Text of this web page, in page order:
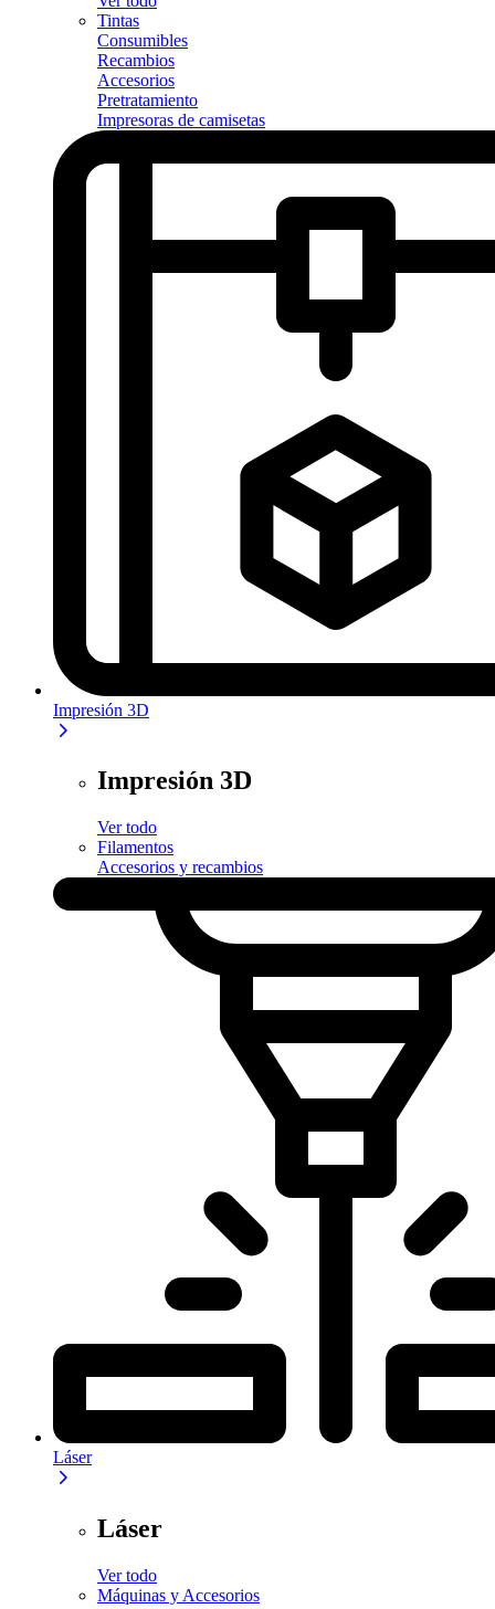
Tintas
Consumibles
Recambios
Accesorios
Pretratamiento
Impresoras de camisetas
Impresión 3D
Impresión 3D
Ver todo
Filamentos
Accesorios y recambios
Láser
Láser
Ver todo
Máquinas y Accesorios